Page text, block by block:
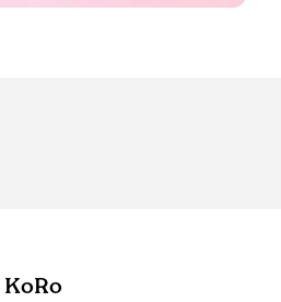
KoRo